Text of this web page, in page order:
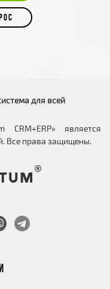
для всей
является
Все права защищены.